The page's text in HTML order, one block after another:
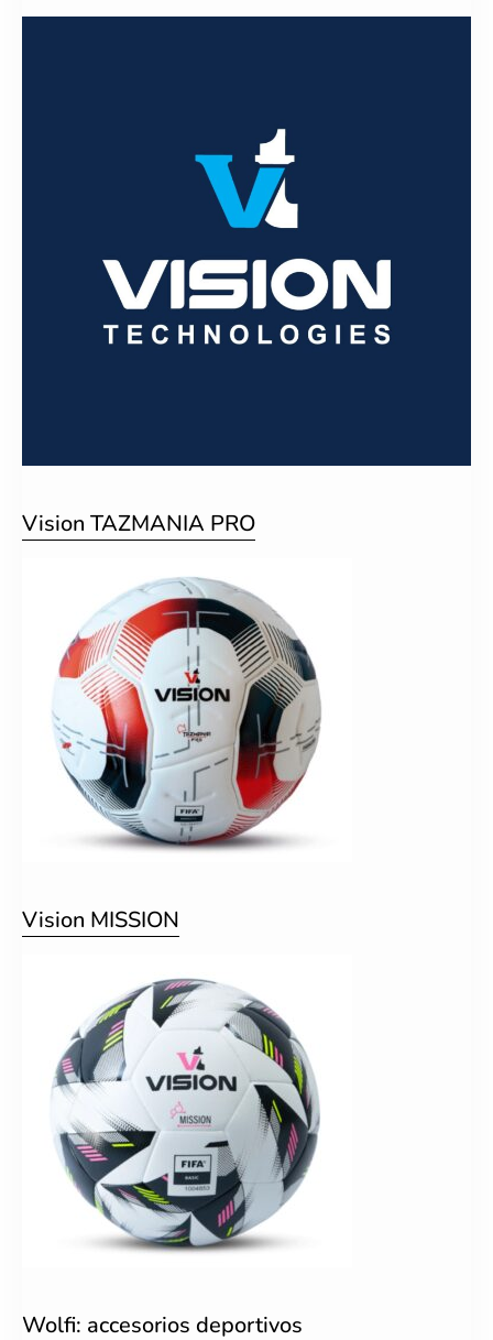
Vision TAZMANIA PRO
Vision MISSION
Wolfi: accesorios deportivos